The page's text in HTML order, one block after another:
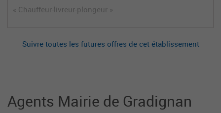
« Chauffeur-livreur-plongeur »
Suivre toutes les futures offres de cet établissement
Agents Mairie de Gradignan